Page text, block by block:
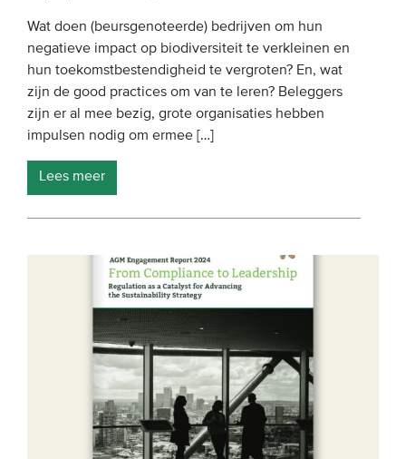
Wat doen (beursgenoteerde) bedrijven om hun
negatieve impact op biodiversiteit te verkleinen en
hun toekomstbestendigheid te vergroten? En, wat
zijn de good practices om van te leren? Beleggers
zijn er al mee bezig, grote organisaties hebben
impulsen nodig om ermee […]
Lees meer